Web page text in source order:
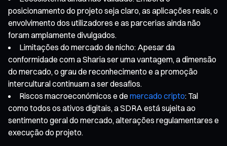
posicionamento do projeto seja claro, as aplicações reais, o
envolvimento dos utilizadores e as parcerias ainda não
foram amplamente divulgados.
Limitações do mercado de nicho: Apesar da
conformidade com a Sharia ser uma vantagem, a dimensão
do mercado, o grau de reconhecimento e a promoção
intercultural continuam a ser desafios.
Riscos macroeconómicos e de mercado cripto: Tal
como todos os ativos digitais, a SDRA está sujeita ao
sentimento geral do mercado, alterações regulamentares e
execução do projeto.